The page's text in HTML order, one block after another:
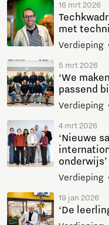
16 mrt 2026
met
Verdieping
5 mrt 2026
‘We
passend
Verdieping
4 mrt 2026
‘Nieuwe
onderwijs’
Verdieping
19 jan 2026
‘De